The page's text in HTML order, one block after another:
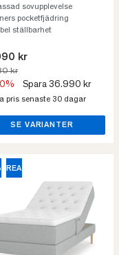
sovupplevelse
pocketfjädring
ställbarhet
kr
kr
Spara 36.990 kr
pris senaste 30 dagar
SE VARIANTER
REA